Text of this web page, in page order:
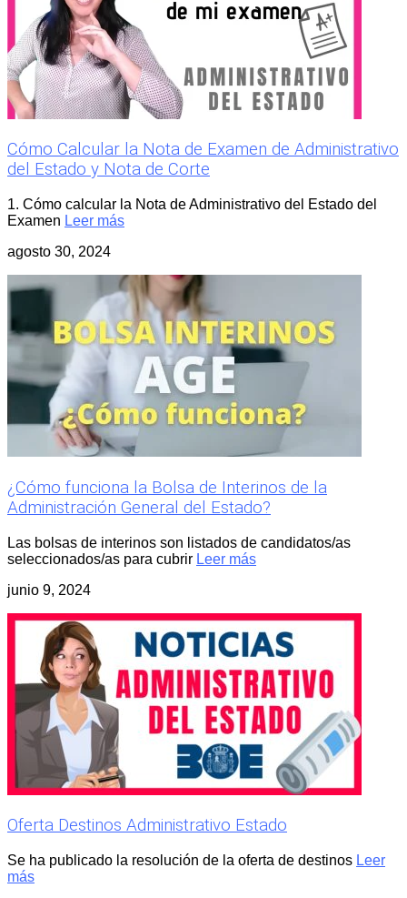
Cómo Calcular la Nota de Examen de Administrativo
del Estado y Nota de Corte
1. Cómo calcular la Nota de Administrativo del Estado del
Examen Leer más
agosto 30, 2024
¿Cómo funciona la Bolsa de Interinos de la
Administración General del Estado?
Las bolsas de interinos son listados de candidatos/as
seleccionados/as para cubrir Leer más
junio 9, 2024
Oferta Destinos Administrativo Estado
Se ha publicado la resolución de la oferta de destinos Leer
más